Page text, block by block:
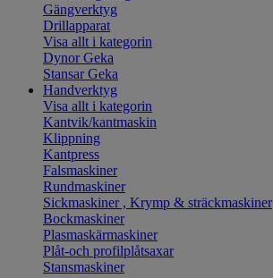
Gängverktyg
Drillapparat
Visa allt i kategorin
Dynor Geka
Stansar Geka
Handverktyg
Visa allt i kategorin
Kantvik/kantmaskin
Klippning
Kantpress
Falsmaskiner
Rundmaskiner
Sickmaskiner , Krymp & sträckmaskiner
Bockmaskiner
Plasmaskärmaskiner
Plåt-och profilplåtsaxar
Stansmaskiner